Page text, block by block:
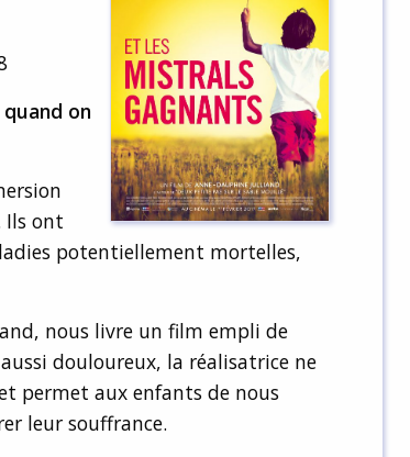
on
Ils ont
potentiellement mortelles,
nous livre un film empli de
douloureux, la réalisatrice ne
permet aux enfants de nous
leur souffrance.